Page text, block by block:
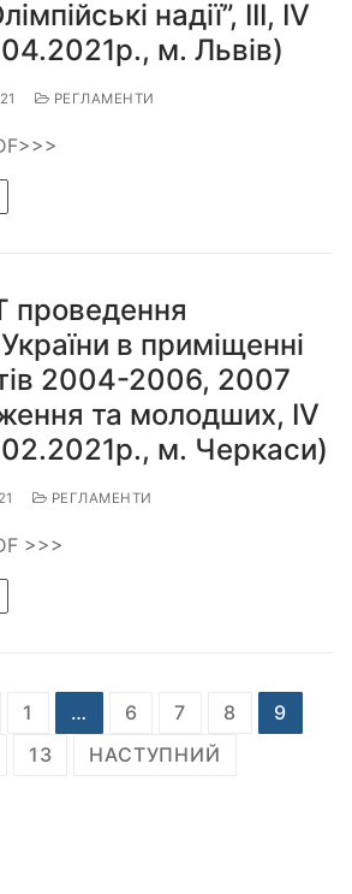
надії”, ІІІ, ІV
м. Львів)
РЕГЛАМЕНТИ
в приміщенні
2004-2006, 2007
та молодших, ІV
м. Черкаси)
РЕГЛАМЕНТИ
>>>
1 … 6 7 8
9
13 НАСТУПНИЙ